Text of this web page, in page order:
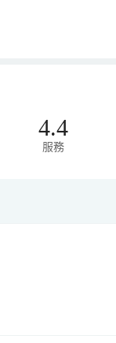
4.4
服務